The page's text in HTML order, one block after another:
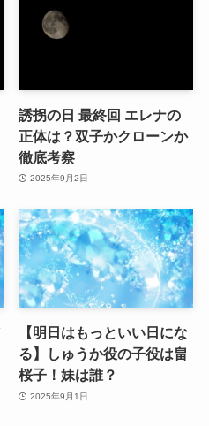
誘拐の日 最終回 エレナの
正体は？双子かクローンか
徹底考察
2025年9月2日
【明日はもっといい日にな
る】しゅうか役の子役は畠
桜子！妹は誰？
2025年9月1日